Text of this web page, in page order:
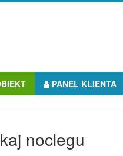
PANEL KLIENTA
noclegu